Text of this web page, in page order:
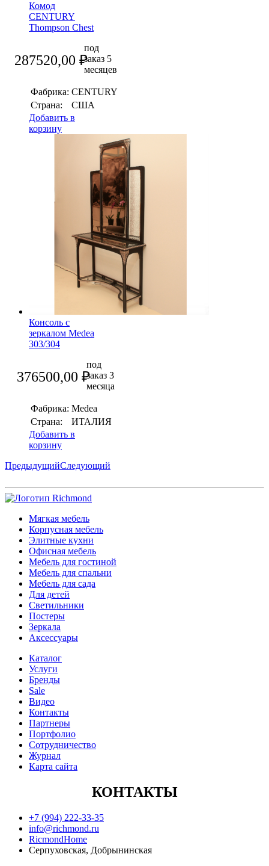
Комод
CENTURY
Thompson Chest
287520,00₽
под
заказ 5
месяцев
Фабрика: CENTURY
Страна:
США
Добавить в
корзину
Консоль с
зеркалом Medea
303/304
376500,00₽
под
заказ 3
месяца
Фабрика: Medea
Страна:
ИТАЛИЯ
Добавить в
корзину
ПредыдущийСледующий
Мягкая мебель
Корпусная мебель
Элитные кухни
Офисная мебель
Мебель для гостиной
Мебель для спальни
Мебель для сада
Для детей
Светильники
Постеры
Зеркала
Аксессуары
Каталог
Услуги
Бренды
Sale
Видео
Контакты
Партнеры
Портфолио
Сотрудничество
Журнал
Карта сайта
КОНТАКТЫ
+7 (994) 222-33-35
info@richmond.ru
RicmondHome
Серпуховская, Добрынинская